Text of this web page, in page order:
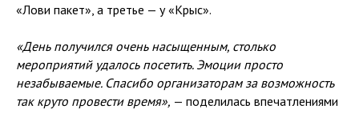
«Лови пакет», а третье — у «Крыс».
«День получился очень насыщенным, столько
мероприятий удалось посетить. Эмоции просто
незабываемые. Спасибо организаторам за возможность
так круто провести время», — поделилась впечатлениями